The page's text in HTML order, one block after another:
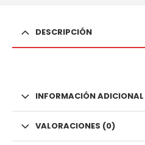
DESCRIPCIÓN
INFORMACIÓN ADICIONAL
VALORACIONES (0)